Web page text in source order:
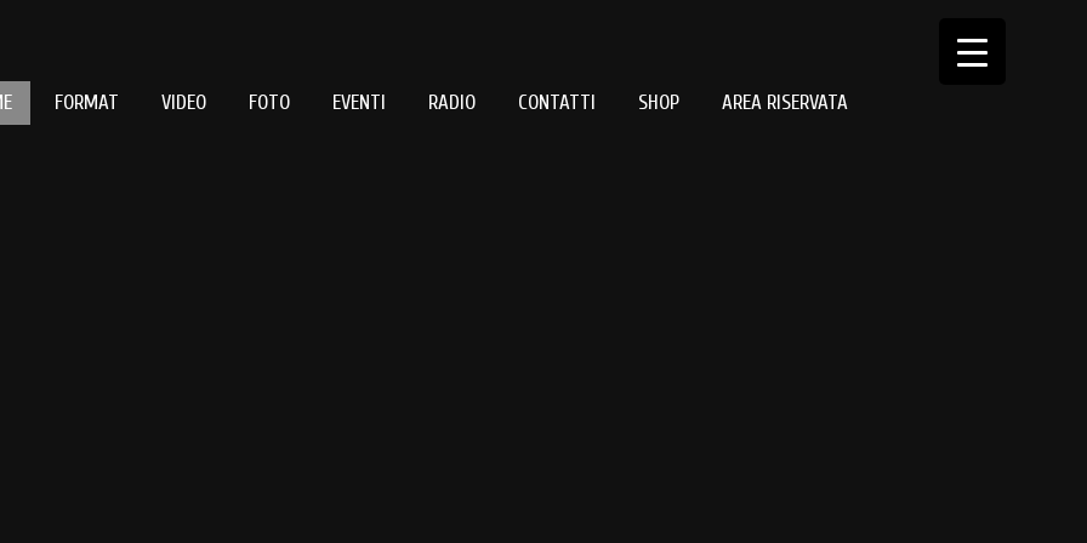
FORMAT VIDEO FOTO EVENTI RADIO CONTATTI SHOP AREA RISERVATA